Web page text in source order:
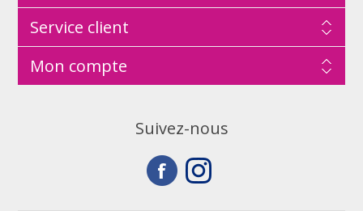
Service client
Mon compte
Suivez-nous